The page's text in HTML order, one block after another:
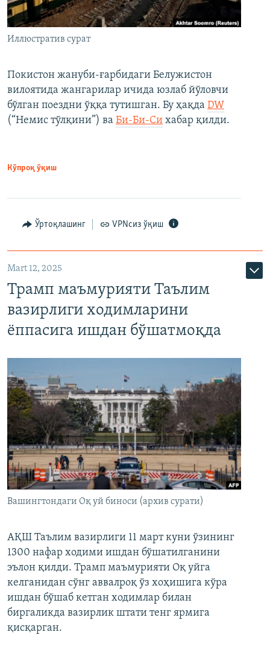
Иллюстратив сурат
Покистон жануби-ғарбидаги Белужистон
вилоятида жангарилар ичида юзлаб йўловчи
бўлган поездни ўққа тутишган. Бу ҳақда DW
(“Немис тўлқини”) ва Би-Би-Си хабар қилди.
Кўпроқ ўқиш
Ўртоқлашинг VPNсиз ўқиш
Mart 12, 2025
Трамп маъмурияти Таълим
вазирлиги ходимларини
ёппасига ишдан бўшатмоқда
Вашингтондаги Оқ уй биноси (архив сурати)
АҚШ Таълим вазирлиги 11 март куни ўзининг
1300 нафар ходими ишдан бўшатилганини
эълон қилди. Трамп маъмурияти Оқ уйга
келганидан сўнг аввалроқ ўз хоҳишига кўра
ишдан бўшаб кетган ходимлар билан
биргаликда вазирлик штати тенг ярмига
қисқарган.